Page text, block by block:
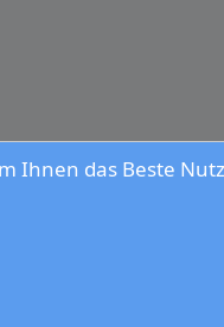
Ihnen das Beste